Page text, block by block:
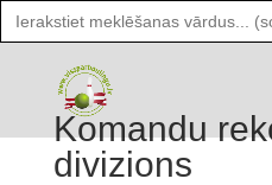
Search
for:
Komandu
divizions